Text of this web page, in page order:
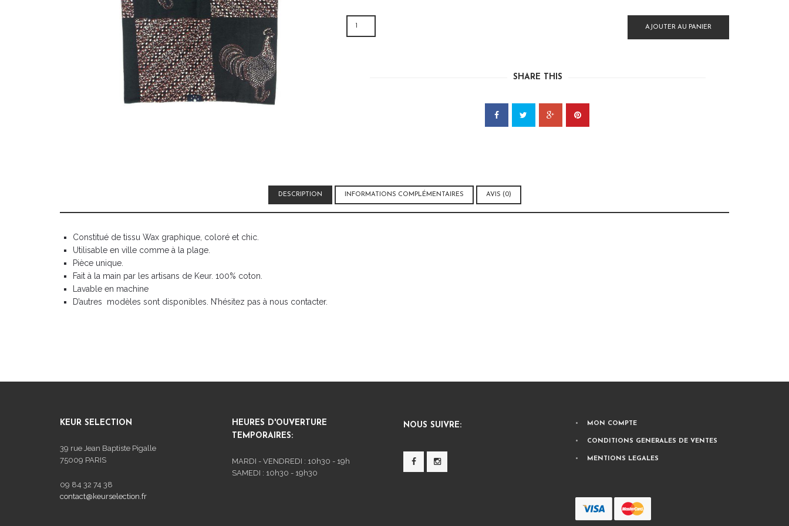
AJOUTER AU PANIER
SHARE THIS
DESCRIPTION INFORMATIONS COMPLÉMENTAIRES AVIS (0)
Constitué de tissu Wax graphique, coloré et chic.
Utilisable en ville comme à la plage.
Pièce unique.
Fait à la main par les artisans de Keur. 100% coton.
Lavable en machine
D’autres modèles sont disponibles. N’hésitez pas à nous contacter.
KEUR SELECTION
39 rue Jean Baptiste Pigalle
75009 PARIS
09 84 32 74 38
contact@keurselection.fr
HEURES D'OUVERTURE
TEMPORAIRES:
MARDI - VENDREDI : 10h30 - 19h
SAMEDI : 10h30 - 19h30
NOUS SUIVRE: MON COMPTE
CONDITIONS GENERALES DE VENTES
MENTIONS LEGALES